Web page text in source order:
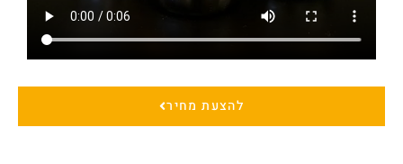
להצעת מחיר